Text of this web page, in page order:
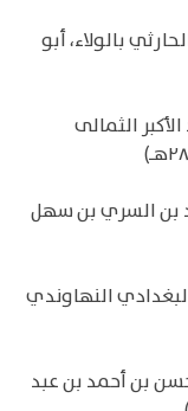
بالولاء، أبو
الثمالى
بن السري بن سهل
النهاوندي
بن أحمد بن عبد